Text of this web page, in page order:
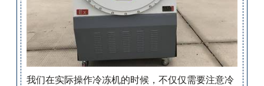
我们在实际操作冷冻机的时候，不仅仅需要注意冷